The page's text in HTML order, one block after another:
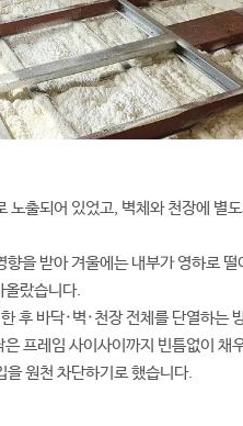
노출되어 있었고, 벽체와 천장에 별
을 받아 겨울에는 내부가 영하로 떨
올랐습니다.
후 바닥·벽·천장 전체를 단열하는
프레임 사이사이까지 빈틈없이 채
을 원천 차단하기로 했습니다.